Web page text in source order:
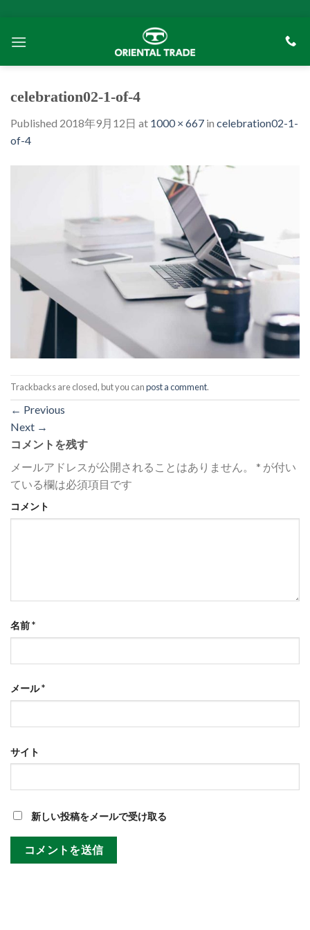
content
celebration02-1-of-4
Published 2018年9月12日 at 1000 × 667 in celebration02-1-
of-4
Trackbacks are closed, but you canpost a comment.
← Previous
Next →
コメントを残す
メールアドレスが公開されることはありません。
* が付い
ている欄は必須項目です
コメント
名前*
メール*
サイト
新しい投稿をメールで受け取る